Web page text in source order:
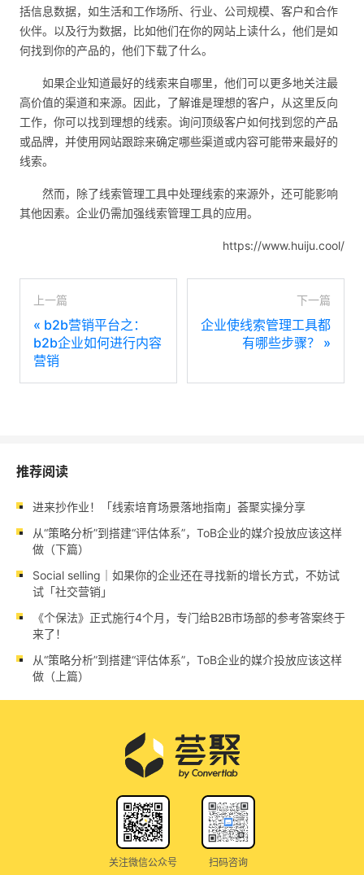
括信息数据，如生活和工作场所、行业、公司规模、客户和合作
伙伴。以及行为数据，比如他们在你的网站上读什么，他们是如
何找到你的产品的，他们下载了什么。
如果企业知道最好的线索来自哪里，他们可以更多地关注最
高价值的渠道和来源。因此，了解谁是理想的客户，从这里反向
工作，你可以找到理想的线索。询问顶级客户如何找到您的产品
或品牌，并使用网站跟踪来确定哪些渠道或内容可能带来最好的
线索。
然而，除了线索管理工具中处理线索的来源外，还可能影响
其他因素。企业仍需加强线索管理工具的应用。
https://www.huiju.cool/
上一篇
« b2b营销平台之：
b2b企业如何进行内容
营销
下一篇
企业使线索管理工具都
有哪些步骤？
»
推荐阅读
进来抄作业！「线索培育场景落地指南」荟聚实操分享
从“策略分析”到搭建“评估体系”，ToB企业的媒介投放应该这样
做（下篇）
Social selling｜如果你的企业还在寻找新的增长方式，不妨试
试「社交营销」
《个保法》正式施行4个月，专门给B2B市场部的参考答案终于
来了！
从“策略分析”到搭建“评估体系”，ToB企业的媒介投放应该这样
做（上篇）
关注微信公众号 扫码咨询